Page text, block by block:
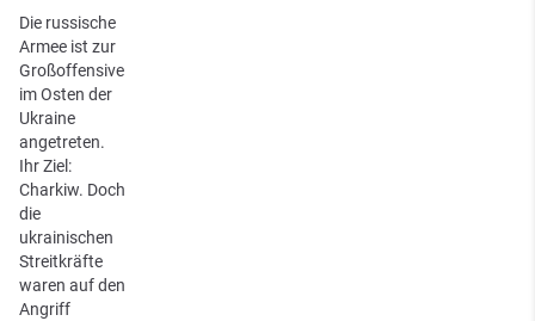
Die russische
Armee ist zur
Großoffensive
im Osten der
Ukraine
angetreten.
Ihr Ziel:
Charkiw. Doch
die
ukrainischen
Streitkräfte
waren auf den
Angriff